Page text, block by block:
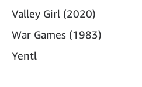
Valley Girl (2020)
War Games (1983)
Yentl